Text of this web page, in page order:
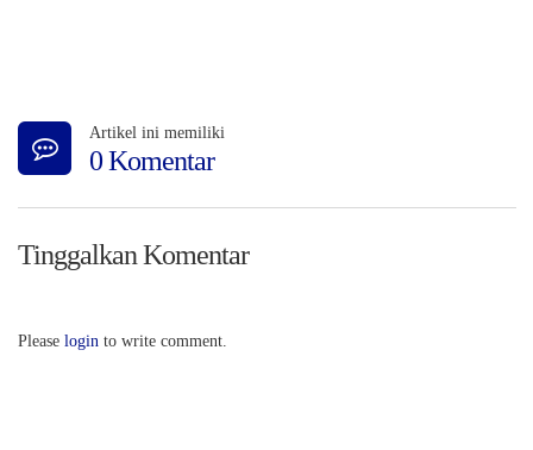
Artikel ini memiliki
0 Komentar
Tinggalkan Komentar
Please login to write comment.